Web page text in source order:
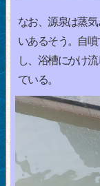
なお、源泉は蒸
いあるそう。自
し、浴槽にかけ
ている。